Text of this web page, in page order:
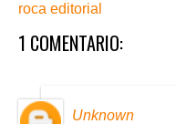
roca editorial
1 COMENTARIO:
Unknown